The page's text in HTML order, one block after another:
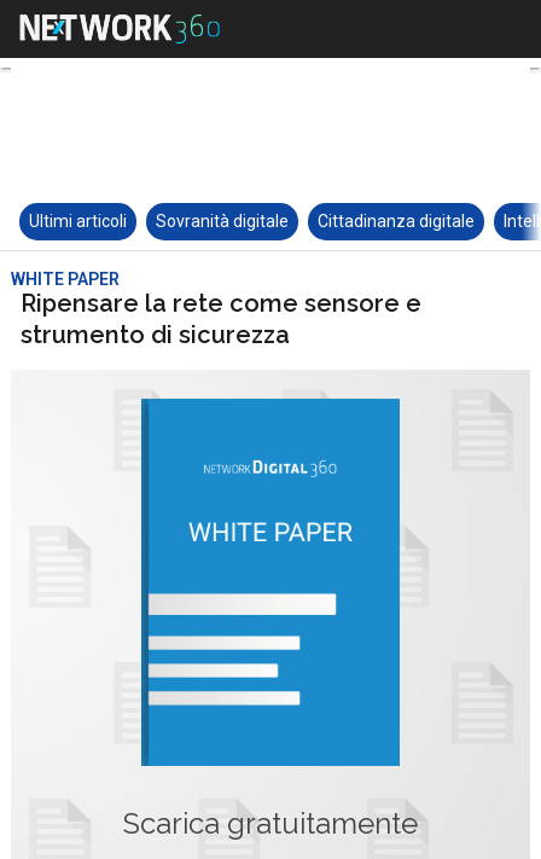
Ultimi articoli Sovranità digitale Cittadinanza digitale
WHITE PAPER
Ripensare la rete come sensore e
strumento di sicurezza
Scarica gratuitamente